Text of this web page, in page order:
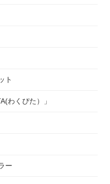
ト
わくぴた）」
ー